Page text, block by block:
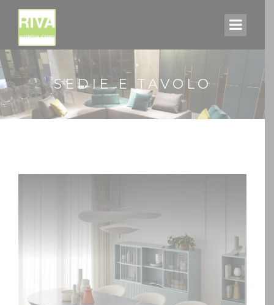
SEDIE E TAVOLO